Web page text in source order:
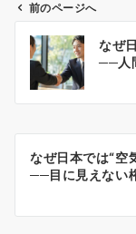
ビ
ン
前のページへ
なぜ
──人
なぜ日本では“空
──目に見えない